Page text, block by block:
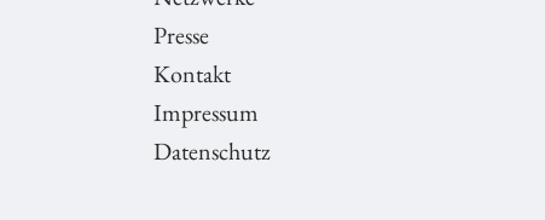
Presse
Kontakt
Impressum
Datenschutz